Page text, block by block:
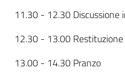
11.30 - 12.30 Discussione
12.30 - 13.00
13.00 - 14.30 Pranzo